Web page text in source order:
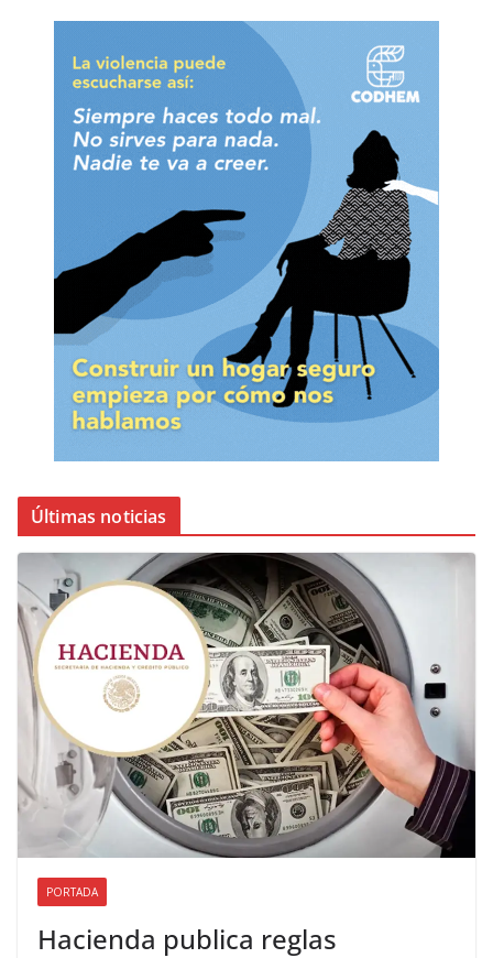
Últimas noticias
PORTADA
Hacienda publica reglas